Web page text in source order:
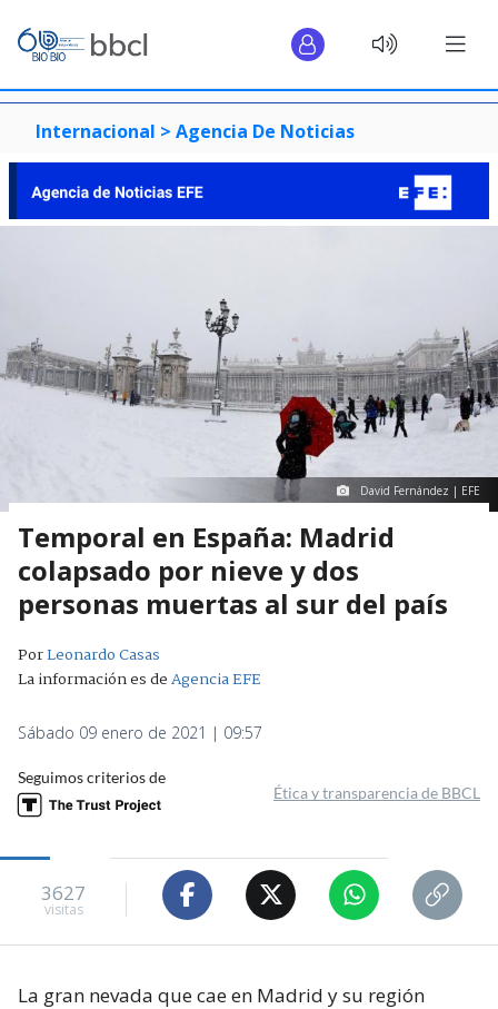
Internacional > Agencia De Noticias
David Fernández | EFE
Temporal en España: Madrid
colapsado por nieve y dos
personas muertas al sur del país
PorLeonardo Casas
La información es deAgencia EFE
Sábado 09 enero de 2021 | 09:57
Seguimos criterios de
Ética y transparencia de BBCL
3627
visitas
La gran nevada que cae en Madrid y su región